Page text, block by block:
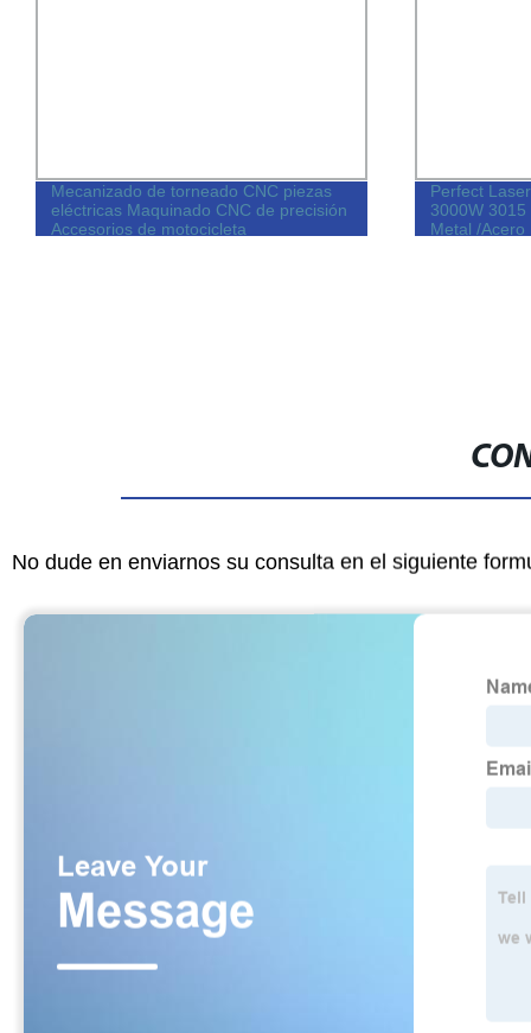
Mecanizado de torneado CNC piezas
eléctricas Maquinado CNC de precisión
Accesorios de motocicleta
Perfect
3000W
Metal /Acero
No dude en enviarnos su consulta en el siguiente